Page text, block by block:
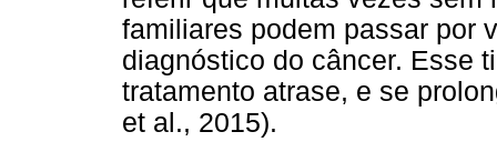
familiares podem passar por
diagnóstico do câncer. Esse
tratamento atrase, e se
et al., 2015).